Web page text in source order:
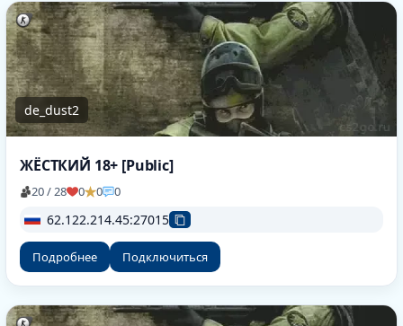
de_dust2
ЖЁСТКИЙ 18+ [Public]
20 / 28 0 0 0
62.122.214.45:27015
Подробнее Подключиться